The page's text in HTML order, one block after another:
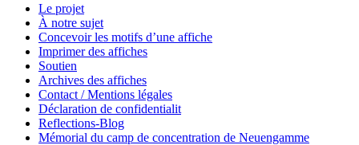
Le projet
À notre sujet
Concevoir les motifs d’une affiche
Imprimer des affiches
Soutien
Archives des affiches
Contact / Mentions légales
Déclaration de confidentialit
Reflections-Blog
Mémorial du camp de concentration de Neuengamme